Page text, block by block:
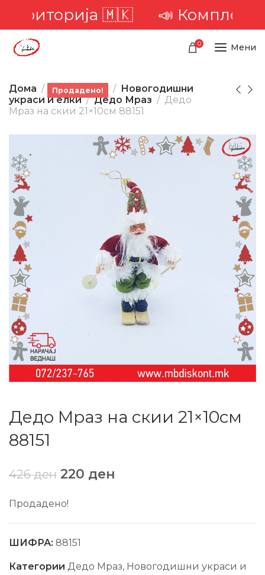
територија 🇲🇰 📣 Комплетна
0 Мени
Дома Производи
Новогодишни
украси и елки
Дедо Мраз
Дедо
Мраз на скии 21×10см 88151
Продадено!
Дедо Мраз на скии 21×10см
88151
426ден 220 ден
Продадено!
ШИФРА: 88151
Категории Дедо Мраз, Новогодишни украси и